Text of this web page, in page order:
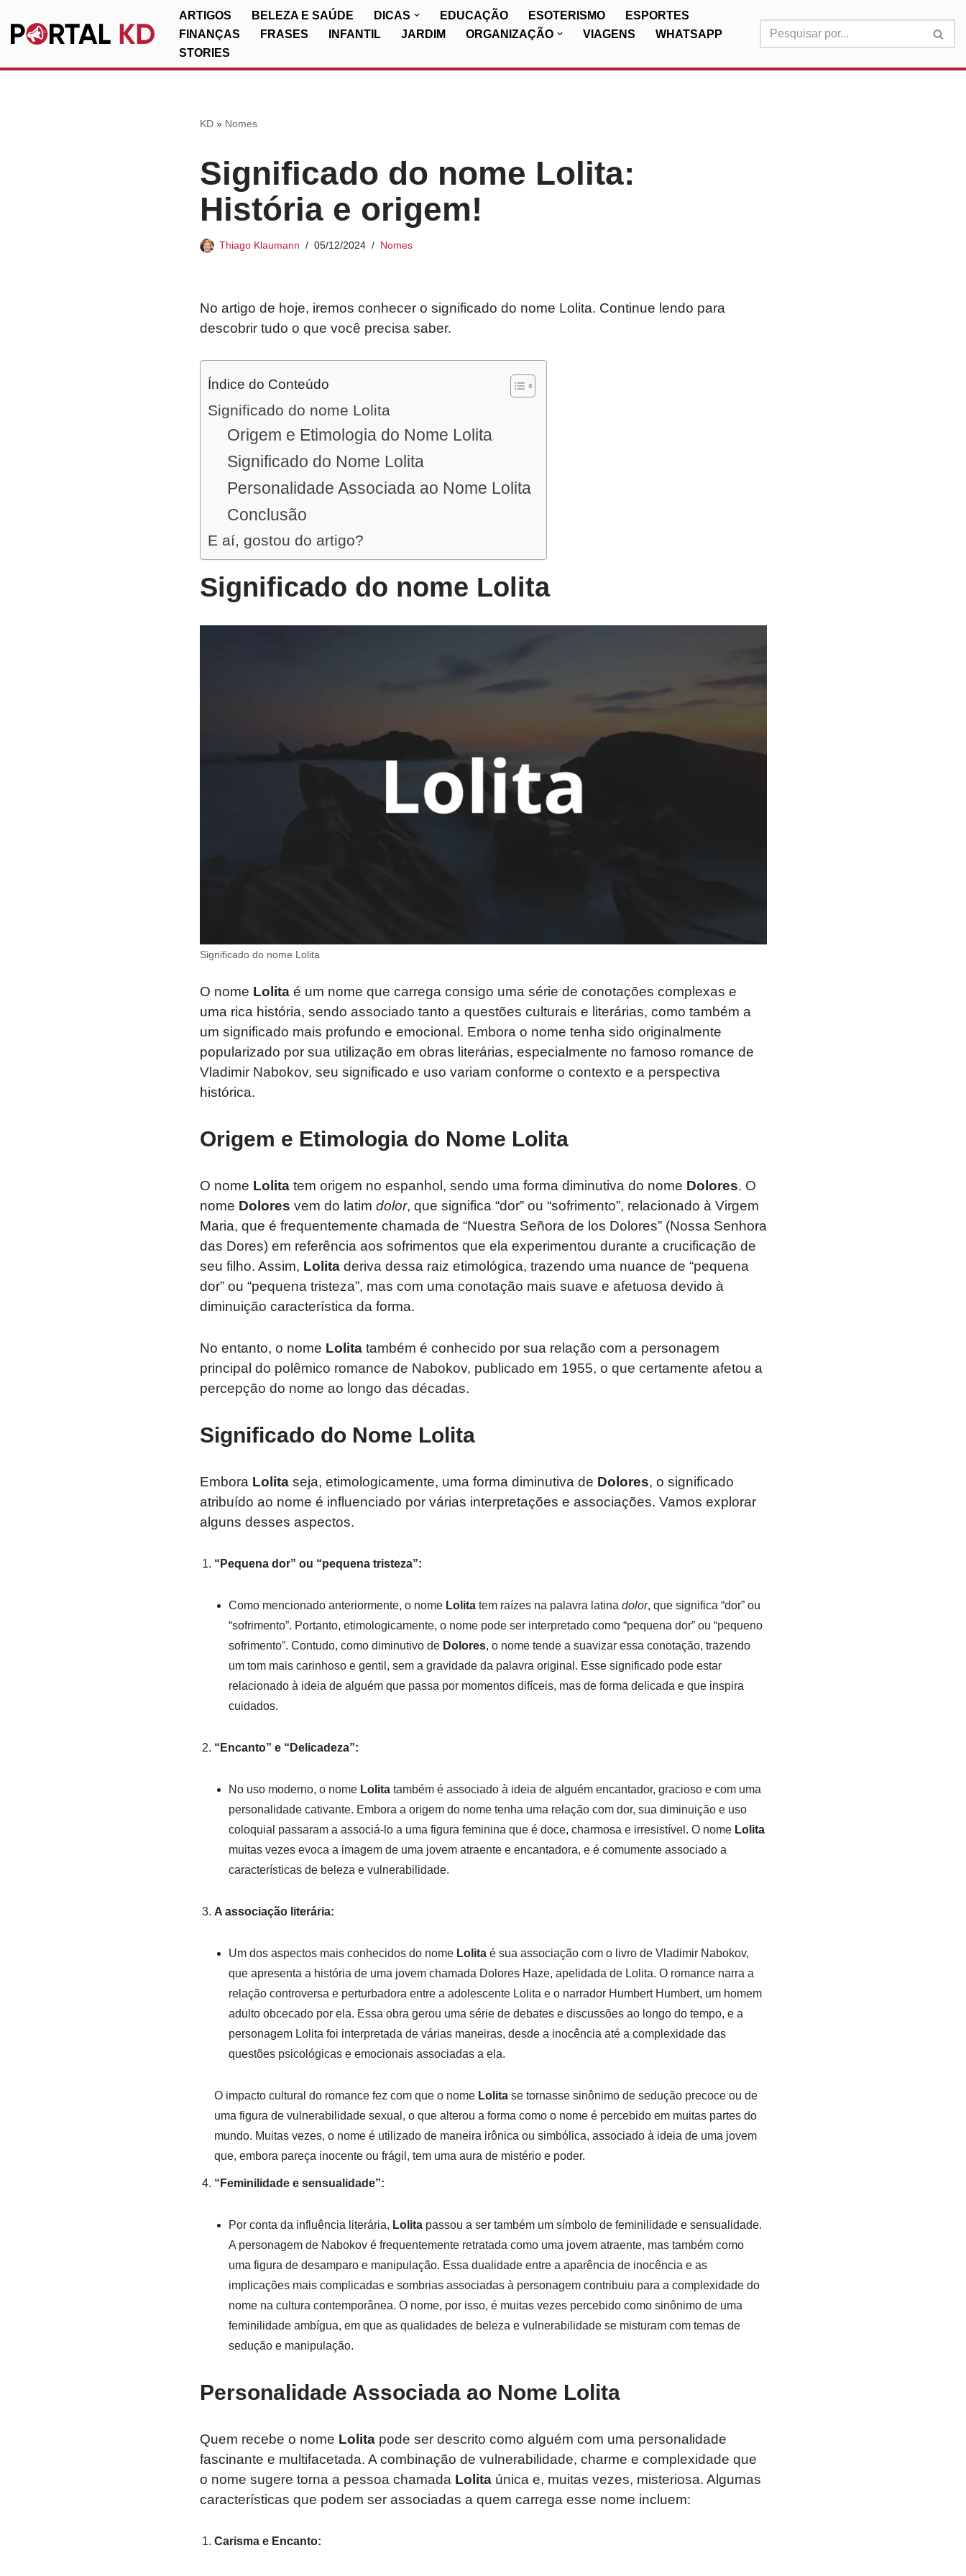
Pular
ARTIGOS BELEZA E SAÚDE DICAS EDUCAÇÃO ESOTERISMO
ESPORTES
FINANÇAS
FRASES INFANTIL JARDIM ORGANIZAÇÃO VIAGENS
WHATSAPP
STORIES
KD» Nomes
Significado do nome Lolita:
História e origem!
Thiago Klaumann 05/12/2024 Nomes
No artigo de hoje, iremos conhecer o significado do nome Lolita. Continue lendo para
descobrir tudo o que você precisa saber.
Índice do Conteúdo
Significado do nome Lolita
Origem e Etimologia do Nome Lolita
Significado do Nome Lolita
Personalidade Associada ao Nome Lolita
Conclusão
E aí, gostou do artigo?
Significado do nome Lolita
Significado do nome Lolita
O nome Lolitaé um nome que carrega consigo uma série de conotações complexas e
uma rica história, sendo associado tanto a questões culturais e literárias, como também a
um significado mais profundo e emocional. Embora o nome tenha sido originalmente
popularizado por sua utilização em obras literárias, especialmente no famoso romance de
Vladimir Nabokov, seu significado e uso variam conforme o contexto e a perspectiva
histórica.
Origem e Etimologia do Nome Lolita
O nome Lolitatem origem no espanhol, sendo uma forma diminutiva do nome Dolores. O
nome Dolores vem do latim dolor, que significa “dor” ou “sofrimento”, relacionado à Virgem
Maria, que é frequentemente chamada de “Nuestra Señora de los Dolores” (Nossa Senhora
das Dores) em referência aos sofrimentos que ela experimentou durante a crucificação de
seu filho. Assim, Lolitaderiva dessa raiz etimológica, trazendo uma nuance de “pequena
dor” ou “pequena tristeza”, mas com uma conotação mais suave e afetuosa devido à
diminuição característica da forma.
No entanto, o nome Lolitatambém é conhecido por sua relação com a personagem
principal do polêmico romance de Nabokov, publicado em 1955, o que certamente afetou a
percepção do nome ao longo das décadas.
Significado do Nome Lolita
Embora Lolitaseja, etimologicamente, uma forma diminutiva de Dolores, o significado
atribuído ao nome é influenciado por várias interpretações e associações. Vamos explorar
alguns desses aspectos.
“Pequena dor” ou “pequena tristeza”:
Como mencionado anteriormente, o nome Lolitatem raízes na palavra latina dolor, que significa “dor” ou
“sofrimento”. Portanto, etimologicamente, o nome pode ser interpretado como “pequena dor” ou “pequeno
sofrimento”. Contudo, como diminutivo de Dolores, o nome tende a suavizar essa conotação, trazendo
um tom mais carinhoso e gentil, sem a gravidade da palavra original. Esse significado pode estar
relacionado à ideia de alguém que passa por momentos difíceis, mas de forma delicada e que inspira
cuidados.
“Encanto” e “Delicadeza”:
No uso moderno, o nome Lolitatambém é associado à ideia de alguém encantador, gracioso e com uma
personalidade cativante. Embora a origem do nome tenha uma relação com dor, sua diminuição e uso
coloquial passaram a associá-lo a uma figura feminina que é doce, charmosa e irresistível. O nome Lolita
muitas vezes evoca a imagem de uma jovem atraente e encantadora, e é comumente associado a
características de beleza e vulnerabilidade.
A associação literária:
Um dos aspectos mais conhecidos do nome Lolitaé sua associação com o livro de Vladimir Nabokov,
que apresenta a história de uma jovem chamada Dolores Haze, apelidada de Lolita. O romance narra a
relação controversa e perturbadora entre a adolescente Lolita e o narrador Humbert Humbert, um homem
adulto obcecado por ela. Essa obra gerou uma série de debates e discussões ao longo do tempo, e a
personagem Lolita foi interpretada de várias maneiras, desde a inocência até a complexidade das
questões psicológicas e emocionais associadas a ela.
O impacto cultural do romance fez com que o nome Lolitase tornasse sinônimo de sedução precoce ou de
uma figura de vulnerabilidade sexual, o que alterou a forma como o nome é percebido em muitas partes do
mundo. Muitas vezes, o nome é utilizado de maneira irônica ou simbólica, associado à ideia de uma jovem
que, embora pareça inocente ou frágil, tem uma aura de mistério e poder.
“Feminilidade e sensualidade”:
Por conta da influência literária, Lolitapassou a ser também um símbolo de feminilidade e sensualidade.
A personagem de Nabokov é frequentemente retratada como uma jovem atraente, mas também como
uma figura de desamparo e manipulação. Essa dualidade entre a aparência de inocência e as
implicações mais complicadas e sombrias associadas à personagem contribuiu para a complexidade do
nome na cultura contemporânea. O nome, por isso, é muitas vezes percebido como sinônimo de uma
feminilidade ambígua, em que as qualidades de beleza e vulnerabilidade se misturam com temas de
sedução e manipulação.
Personalidade Associada ao Nome Lolita
Quem recebe o nome Lolitapode ser descrito como alguém com uma personalidade
fascinante e multifacetada. A combinação de vulnerabilidade, charme e complexidade que
o nome sugere torna a pessoa chamada Lolitaúnica e, muitas vezes, misteriosa. Algumas
características que podem ser associadas a quem carrega esse nome incluem:
Carisma e Encanto: